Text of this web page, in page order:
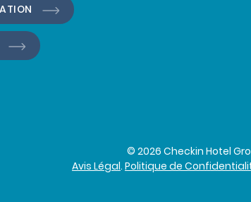
© 2026 Checkin Hotel
Avis Légal. Politique de